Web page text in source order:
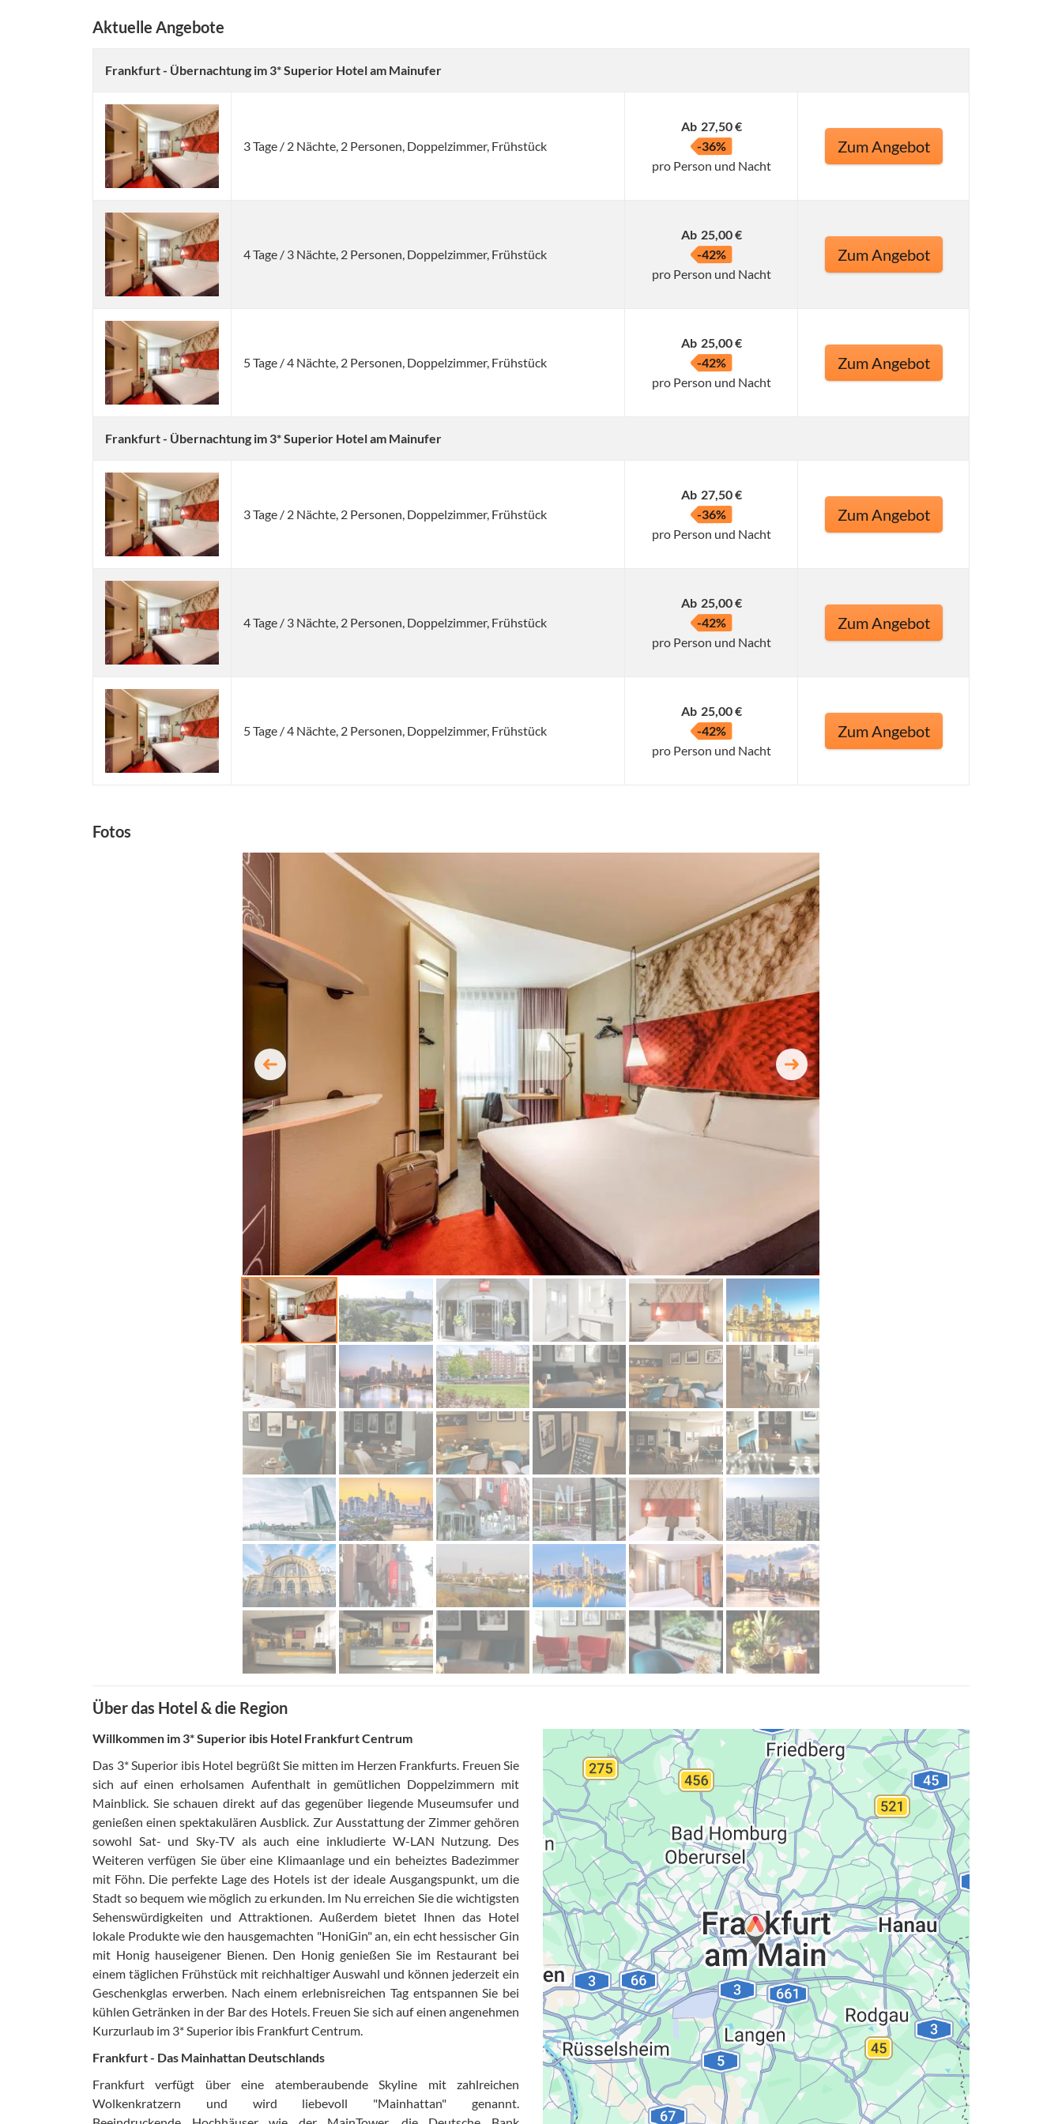
Aktuelle Angebote
Frankfurt - Übernachtung im 3* Superior Hotel am Mainufer
3 Tage / 2 Nächte, 2 Personen, Doppelzimmer, Frühstück
Ab 27,50 €
-36%
pro Person und Nacht
Zum Angebot
4 Tage / 3 Nächte, 2 Personen, Doppelzimmer, Frühstück
Ab 25,00 €
-42%
pro Person und Nacht
Zum Angebot
5 Tage / 4 Nächte, 2 Personen, Doppelzimmer, Frühstück
Ab 25,00 €
-42%
pro Person und Nacht
Zum Angebot
Frankfurt - Übernachtung im 3* Superior Hotel am Mainufer
3 Tage / 2 Nächte, 2 Personen, Doppelzimmer, Frühstück
Ab 27,50 €
-36%
pro Person und Nacht
Zum Angebot
4 Tage / 3 Nächte, 2 Personen, Doppelzimmer, Frühstück
Ab 25,00 €
-42%
pro Person und Nacht
Zum Angebot
5 Tage / 4 Nächte, 2 Personen, Doppelzimmer, Frühstück
Ab 25,00 €
-42%
pro Person und Nacht
Zum Angebot
Fotos
Über das Hotel & die Region
Willkommen im 3* Superior ibis Hotel Frankfurt Centrum
Das 3* Superior ibis Hotel begrüßt Sie mitten im Herzen Frankfurts. Freuen Sie
sich auf einen erholsamen Aufenthalt in gemütlichen Doppelzimmern mit
Mainblick. Sie schauen direkt auf das gegenüber liegende Museumsufer und
genießen einen spektakulären Ausblick. Zur Ausstattung der Zimmer gehören
sowohl Sat- und Sky-TV als auch eine inkludierte W-LAN Nutzung. Des
Weiteren verfügen Sie über eine Klimaanlage und ein beheiztes Badezimmer
mit Föhn. Die perfekte Lage des Hotels ist der ideale Ausgangspunkt, um die
Stadt so bequem wie möglich zu erkunden. Im Nu erreichen Sie die wichtigsten
Sehenswürdigkeiten und Attraktionen. Außerdem bietet Ihnen das Hotel
lokale Produkte wie den hausgemachten "HoniGin" an, ein echt hessischer Gin
mit Honig hauseigener Bienen. Den Honig genießen Sie im Restaurant bei
einem täglichen Frühstück mit reichhaltiger Auswahl und können jederzeit ein
Geschenkglas erwerben. Nach einem erlebnisreichen Tag entspannen Sie bei
kühlen Getränken in der Bar des Hotels. Freuen Sie sich auf einen angenehmen
Kurzurlaub im 3* Superior ibis Frankfurt Centrum.
Frankfurt - Das Mainhattan Deutschlands
Frankfurt verfügt über eine atemberaubende Skyline mit zahlreichen
Wolkenkratzern und wird liebevoll "Mainhattan" genannt.
Datenschutzerklärung